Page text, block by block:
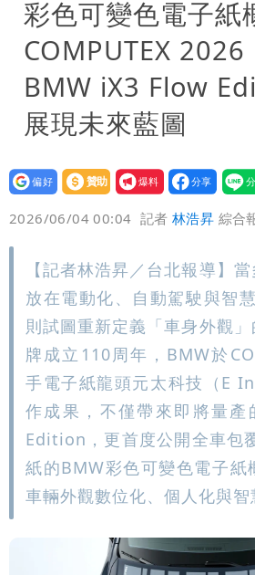
姜厚任小24歲女友「
交往3個月閃嫁農業處
彩色可變色電子紙
COMPUTEX
BMW iX3 Flow
展現未來藍圖
設為
贊助
我要
爆料
2026/06/04 00:04 記者林浩昇 綜合
【記者林浩昇／台北報導】
放在電動化、自動駕駛與智
則試圖重新定義「車身外觀
牌成立110周年，BMW於
手電子紙龍頭元太科技（E
作成果，不僅帶來即將量
Edition，更首度公開全車包
紙的BMW彩色可變色電子紙
車輛外觀數位化、個人化與智